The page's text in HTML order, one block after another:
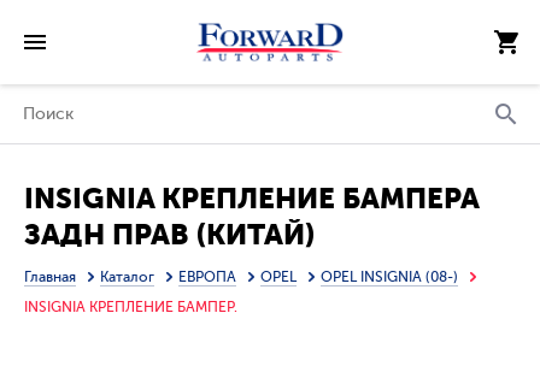
INSIGNIA КРЕПЛЕНИЕ БАМПЕРА
ЗАДН ПРАВ (КИТАЙ)
Главная Каталог ЕВРОПА OPEL
OPEL INSIGNIA (08-)
INSIGNIA КРЕПЛЕНИЕ БАМПЕР.